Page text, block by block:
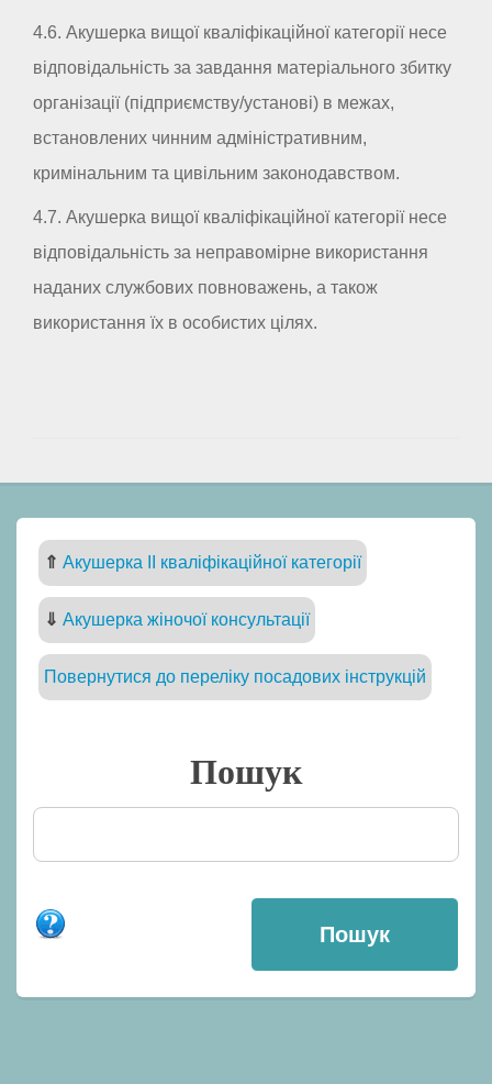
4.6. Акушерка вищої кваліфікаційної категорії несе
відповідальність за завдання матеріального збитку
організації (підприємству/установі) в межах,
встановлених чинним адміністративним,
кримінальним та цивільним законодавством.
4.7. Акушерка вищої кваліфікаційної категорії несе
відповідальність за неправомірне використання
наданих службових повноважень, а також
використання їх в особистих цілях.
⇑ Акушерка II кваліфікаційної категорії
⇓ Акушерка жіночої консультації
Повернутися до переліку посадових інструкцій
Пошук